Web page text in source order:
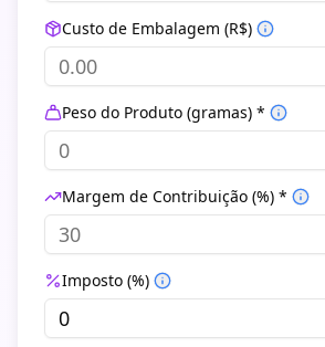
Custo de Embalagem (R$)
Peso do Produto (gramas) *
Margem de Contribuição (%) *
Imposto (%)